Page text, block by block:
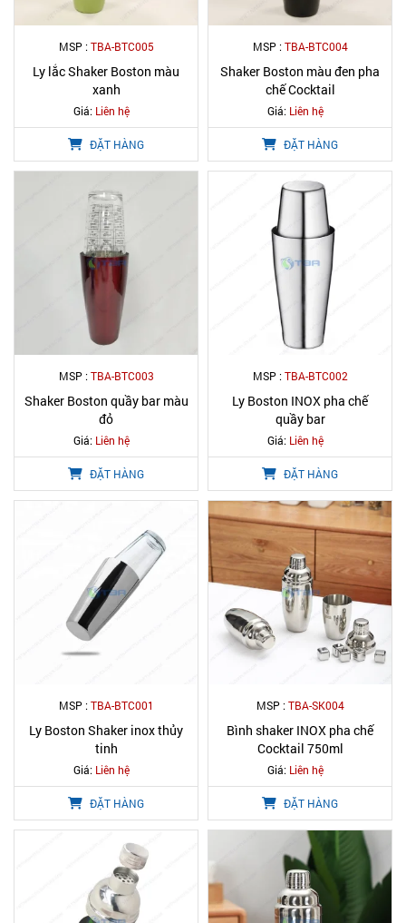
MSP :TBA-BTC005
Ly lắc Shaker Boston màu
xanh
Giá: Liên hệ
ĐẶT HÀNG
MSP :TBA-BTC004
Shaker Boston màu đen pha
chế Cocktail
Giá: Liên hệ
ĐẶT HÀNG
MSP :TBA-BTC003
Shaker Boston quầy bar màu
đỏ
Giá: Liên hệ
ĐẶT HÀNG
MSP :TBA-BTC002
Ly Boston INOX pha chế
quầy bar
Giá: Liên hệ
ĐẶT HÀNG
MSP :TBA-BTC001
Ly Boston Shaker inox thủy
tinh
Giá: Liên hệ
ĐẶT HÀNG
MSP :TBA-SK004
Bình shaker INOX pha chế
Cocktail 750ml
Giá: Liên hệ
ĐẶT HÀNG